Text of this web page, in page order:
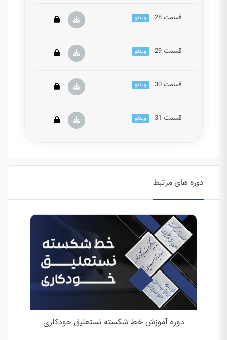
این بخش خصوصی می باشد. برای دسترسی کامل به
قسمت 28 ویدئو
این بخش خصوصی می باشد. برای دسترسی کامل به
قسمت 29 ویدئو
این بخش خصوصی می باشد. برای دسترسی کامل به
قسمت 30 ویدئو
این بخش خصوصی می باشد. برای دسترسی کامل به
قسمت 31 ویدئو
دوره های مرتبط
دوره آموزش خط شکسته نستعلیق خودکاری